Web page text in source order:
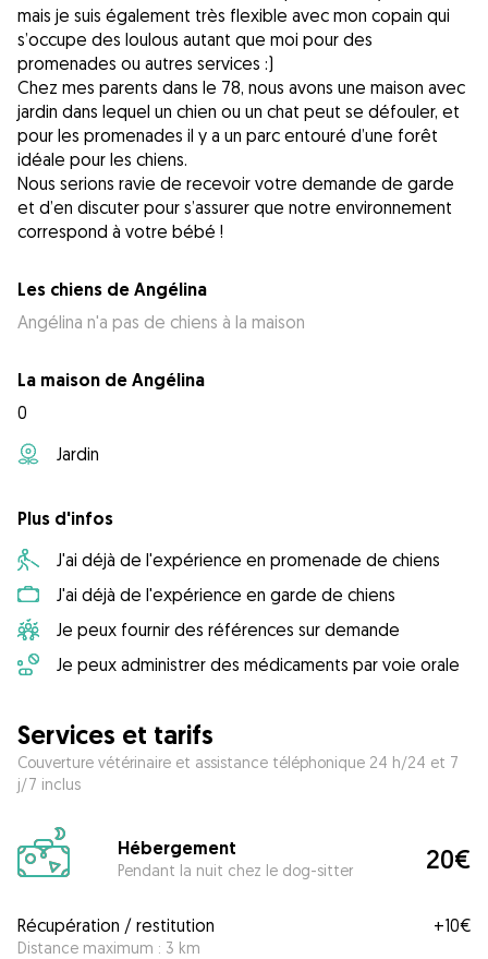
mais je suis également très flexible avec mon copain qui
s’occupe des loulous autant que moi pour des
promenades ou autres services :)
Chez mes parents dans le 78, nous avons une maison avec
jardin dans lequel un chien ou un chat peut se défouler, et
pour les promenades il y a un parc entouré d’une forêt
idéale pour les chiens.
Nous serions ravie de recevoir votre demande de garde
et d’en discuter pour s’assurer que notre environnement
correspond à votre bébé !
Les chiens de Angélina
Angélina n'a pas de chiens à la maison
La maison de Angélina
0
Jardin
Plus d'infos
J'ai déjà de l'expérience en promenade de chiens
J'ai déjà de l'expérience en garde de chiens
Je peux fournir des références sur demande
Je peux administrer des médicaments par voie orale
Services et tarifs
Couverture vétérinaire et assistance téléphonique 24 h/24 et 7
j/7 inclus
Hébergement
Pendant la nuit chez le dog-sitter 20€
Récupération / restitution
Distance maximum : 3 km
+10€